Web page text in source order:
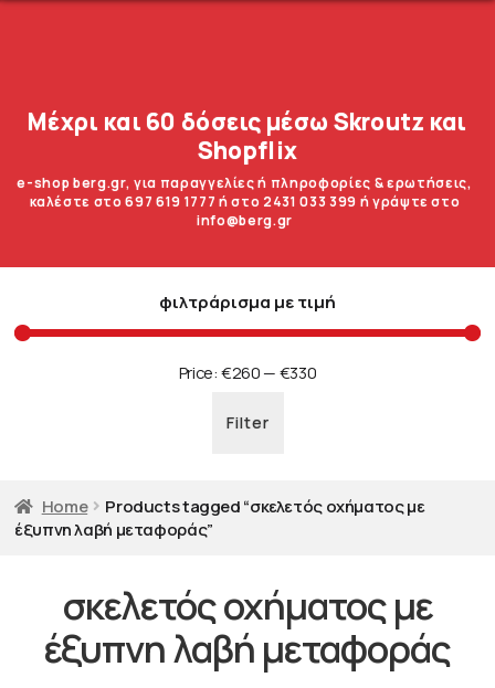
Μέχρι και 60 δόσεις μέσω Skroutz και
Shopflix
e-shop berg.gr, για παραγγελίες ή πληροφορίες & ερωτήσεις,
καλέστε στο 697 619 1777 ή στο 2431 033 399 ή γράψτε στο
info@berg.gr
φιλτράρισμα με τιμή
Filter
Price:€260 — €330
Home
Products tagged “σκελετός οχήματος με
έξυπνη λαβή μεταφοράς”
σκελετός οχήματος με
έξυπνη λαβή μεταφοράς